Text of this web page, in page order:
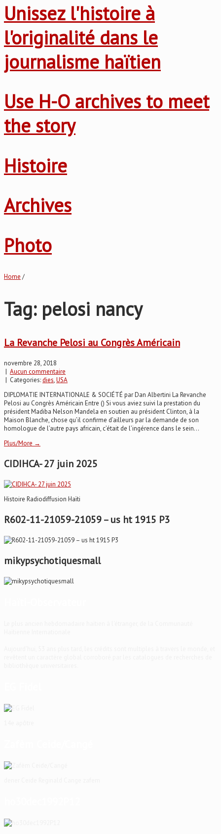
Unissez l'histoire à
l'originalité dans le
journalisme haïtien
Use H-O archives to meet
the story
Histoire
Archives
Photo
Home /
Tag: pelosi nancy
La Revanche Pelosi au Congrès Américain
novembre 28, 2018
| Aucun commentaire
| Categories:dies,USA
DIPLOMATIE INTERNATIONALE & SOCIÉTÉ par Dan Albertini La Revanche
Pelosi au Congrès Américain Entre () Si vous aviez suivi la prestation du
président Madiba Nelson Mandela en soutien au président Clinton, à la
Maison Blanche, chose qu’il confirme d’ailleurs par la demande de son
homologue de l’autre pays africain, c’était de l’ingérence dans le sein...
Plus/More →
CIDIHCA- 27 juin 2025
Histoire Radiodiffusion Haïti
R602-11-21059-21059 – us ht 1915 P3
mikypsychotiquesmall